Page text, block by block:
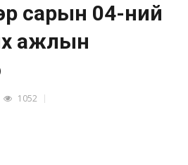
сарын 04-ний
ажлын
1052